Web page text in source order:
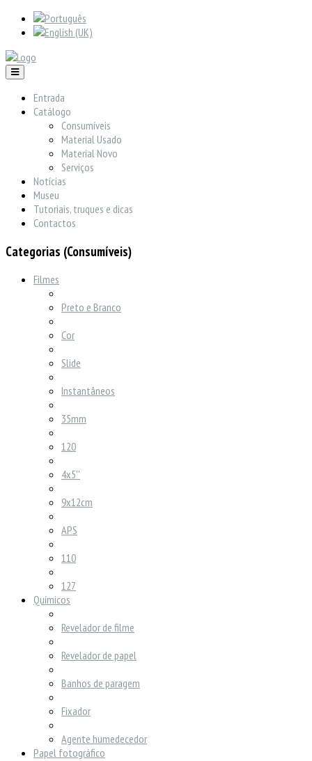
Entrada
Catálogo
Consumíveis
Material Usado
Material Novo
Serviços
Notícias
Museu
Tutoriais, truques e dicas
Contactos
Categorias (Consumíveis)
Filmes
Preto e Branco
Cor
Slide
Instantâneos
35mm
120
4x5''
9x12cm
APS
110
127
Químicos
Revelador de filme
Revelador de papel
Banhos de paragem
Fixador
Agente humedecedor
Papel fotográfico